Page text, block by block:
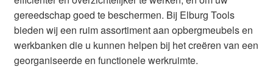
Contact
gereedschap goed te beschermen. Bij Elburg Tools
bieden wij een ruim assortiment aan opbergmeubels en
werkbanken die u kunnen helpen bij het creëren van een
georganiseerde en functionele werkruimte.